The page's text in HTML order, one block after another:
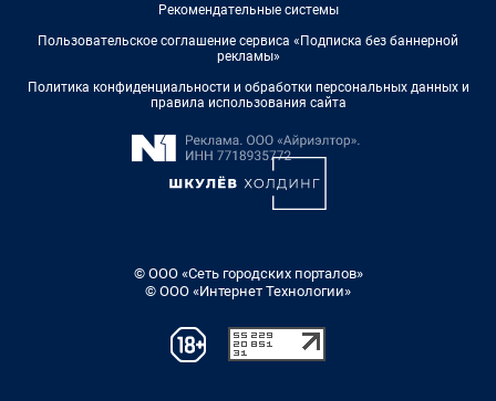
Рекомендательные системы
Пользовательское соглашение сервиса «Подписка без баннерной
рекламы»
Политика конфиденциальности и обработки персональных данных и
правила использования сайта
© ООО «Сеть городских порталов»
© ООО «Интернет Технологии»